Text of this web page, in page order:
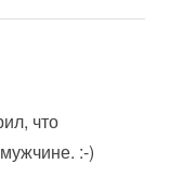
что
:-)